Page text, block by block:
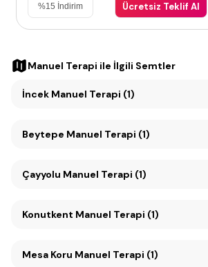
%15 İndirim Ücretsiz Teklif Al
Manuel Terapi ile İlgili Semtler
İncek Manuel Terapi (1)
Beytepe Manuel Terapi (1)
Çayyolu Manuel Terapi (1)
Konutkent Manuel Terapi (1)
Mesa Koru Manuel Terapi (1)